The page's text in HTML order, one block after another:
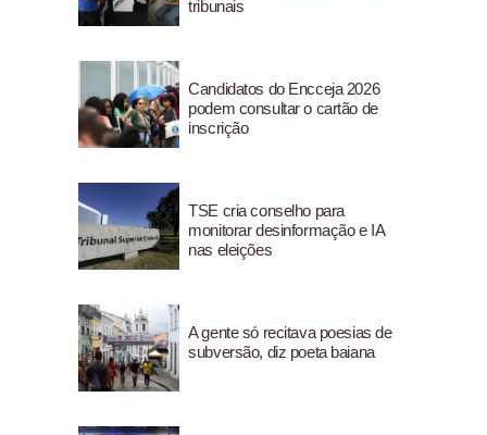
tribunais
Candidatos do Encceja 2026
podem consultar o cartão de
inscrição
TSE cria conselho para
monitorar desinformação e IA
nas eleições
A gente só recitava poesias de
subversão, diz poeta baiana